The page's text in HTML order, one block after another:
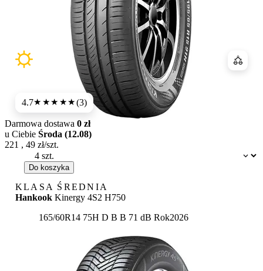
4.7★★★★★(3)
Dostępność:
Darmowa dostawa 0 zł
u Ciebie Środa (12.08)
221 , 49 zł/szt.
Do koszyka
KLASA ŚREDNIA
Hankook Kinergy 4S2 H750
165/60R14 75H Etykieta:
D B B 71 dB Rok2026